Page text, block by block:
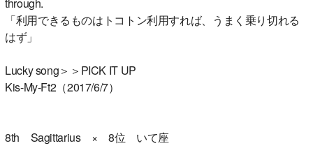
「利用できるものはトコトン利用すれば、うまく乗り切れる
はず」
Lucky song＞＞PICK IT UP
Kis-My-Ft2（2017/6/7）
8th Sagittarius × 8位 いて座